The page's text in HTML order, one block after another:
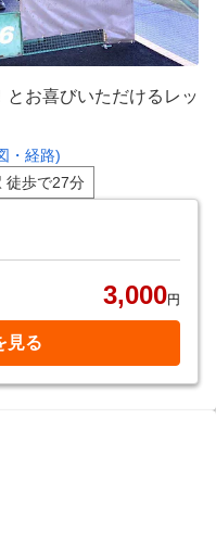
お喜びいただけるレッ
・経路)
徒歩で27分
3,000円
見る